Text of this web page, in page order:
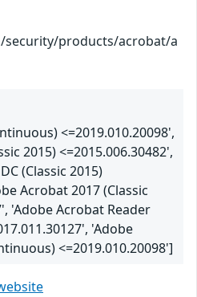
security/products/acrobat/a
<=2019.010.20098',
2015) <=2015.006.30482',
(Classic 2015)
Acrobat 2017 (Classic
'Adobe Acrobat Reader
'Adobe
<=2019.010.20098']